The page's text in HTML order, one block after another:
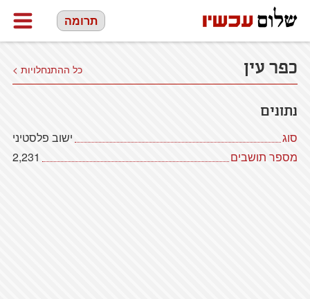
תרומה
כפר עין כל ההתנחלויות >
נתונים
סוג
ישוב פלסטיני
מספר תושבים
2,231